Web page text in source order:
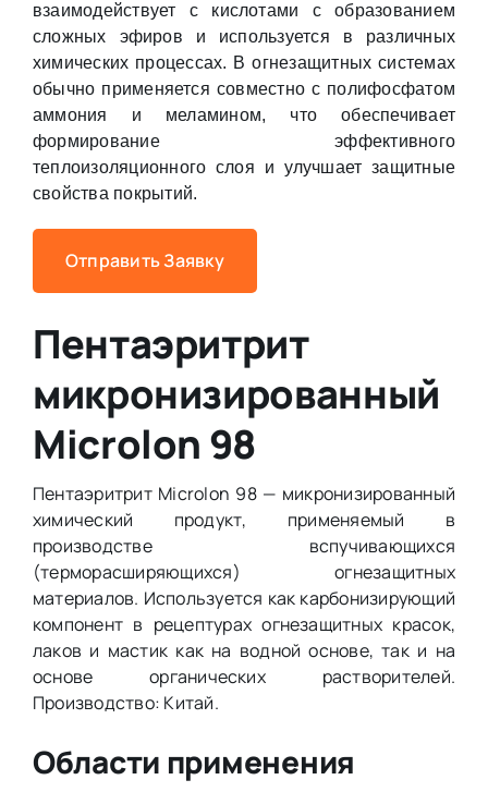
взаимодействует с кислотами с образованием
сложных эфиров и используется в различных
химических процессах. В огнезащитных системах
обычно применяется совместно с полифосфатом
аммония и меламином, что обеспечивает
формирование эффективного
теплоизоляционного слоя и улучшает защитные
свойства покрытий.
Отправить Заявку
Пентаэритрит
микронизированный
Microlon 98
Пентаэритрит Microlon 98 — микронизированный
химический продукт, применяемый в
производстве вспучивающихся
(терморасширяющихся) огнезащитных
материалов. Используется как карбонизирующий
компонент в рецептурах огнезащитных красок,
лаков и мастик как на водной основе, так и на
основе органических растворителей.
Производство: Китай.
Области применения